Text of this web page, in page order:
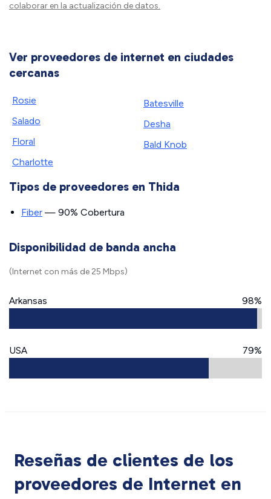
colaborar en la actualización de datos.
Ver proveedores de internet en ciudades
cercanas
Rosie
Salado
Floral
Charlotte
Batesville
Desha
Bald Knob
Tipos de proveedores en Thida
Fiber — 90% Cobertura
Disponibilidad de banda ancha
(Internet con más de 25 Mbps)
Arkansas 98%
USA 79%
Reseñas de clientes de los
proveedores de Internet en